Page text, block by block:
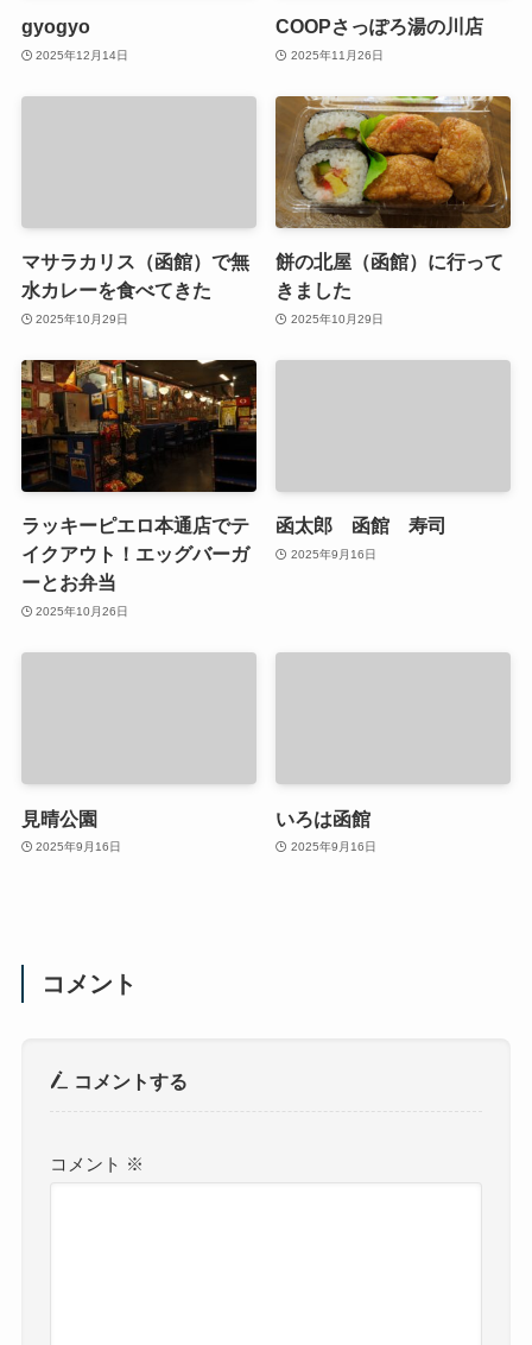
gyogyo
2025年12月14日
COOPさっぽろ湯の川店
2025年11月26日
マサラカリス（函館）で無
水カレーを食べてきた
2025年10月29日
餅の北屋（函館）に行って
きました
2025年10月29日
ラッキーピエロ本通店でテ
イクアウト！エッグバーガ
ーとお弁当
2025年10月26日
函太郎 函館 寿司
2025年9月16日
見晴公園
2025年9月16日
いろは函館
2025年9月16日
コメント
コメントする
コメント ※